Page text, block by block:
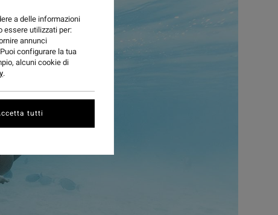
a delle informazioni
essere utilizzati per:
annunci
configurare la tua
alcuni cookie di
.
tutti